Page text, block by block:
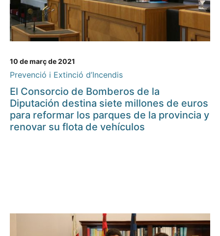
10 de març de 2021
Prevenció i Extinció d’Incendis
El Consorcio de Bomberos de la
Diputación destina siete millones de euros
para reformar los parques de la provincia y
renovar su flota de vehículos